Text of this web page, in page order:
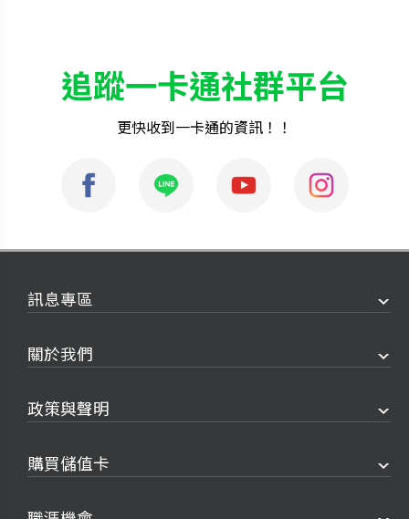
追蹤一卡通社群平台
更快收到一卡通的資訊！！
訊息專區
關於我們
政策與聲明
購買儲值卡